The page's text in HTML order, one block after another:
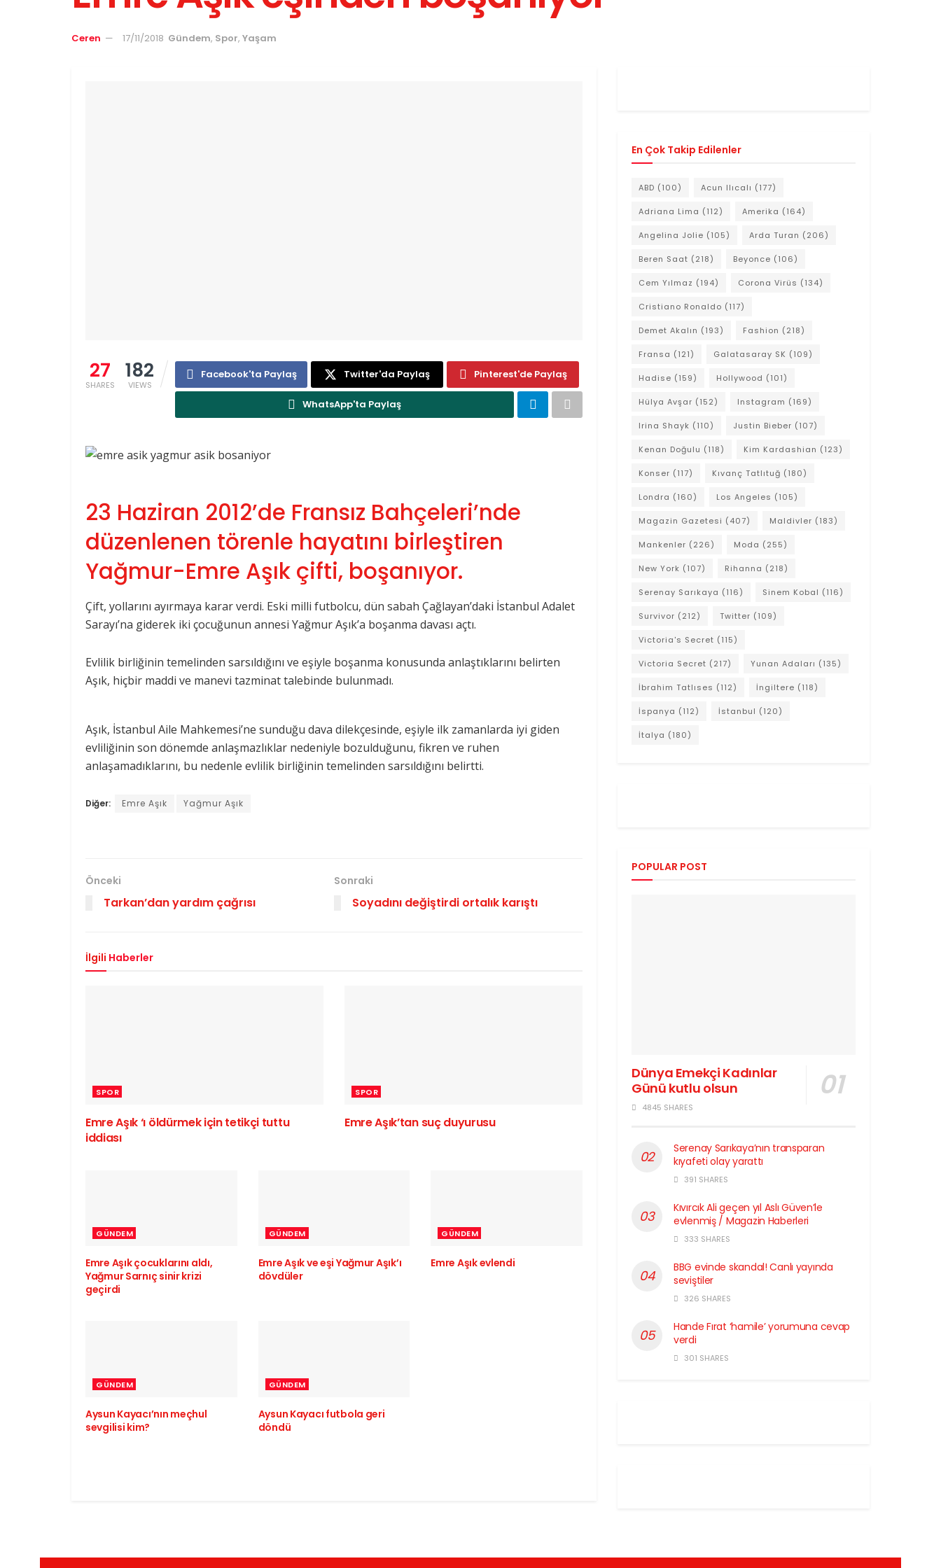
Ceren 17/11/2018 Gündem, Spor, Yaşam
27
SHARES
182
VIEWS
Facebook'ta Paylaş Twitter'da Paylaş Pinterest'de Paylaş
WhatsApp'ta Paylaş
23 Haziran 2012’de Fransız Bahçeleri’nde
düzenlenen törenle hayatını birleştiren
Yağmur-Emre Aşık çifti, boşanıyor.
Çift, yollarını ayırmaya karar verdi. Eski milli futbolcu, dün sabah Çağlayan’daki İstanbul Adalet
Sarayı’na giderek iki çocuğunun annesi Yağmur Aşık’a boşanma davası açtı.
Evlilik birliğinin temelinden sarsıldığını ve eşiyle boşanma konusunda anlaştıklarını belirten
Aşık, hiçbir maddi ve manevi tazminat talebinde bulunmadı.
Aşık, İstanbul Aile Mahkemesi’ne sunduğu dava dilekçesinde, eşiyle ilk zamanlarda iyi giden
evliliğinin son dönemde anlaşmazlıklar nedeniyle bozulduğunu, fikren ve ruhen
anlaşamadıklarını, bu nedenle evlilik birliğinin temelinden sarsıldığını belirtti.
Diğer: Emre Aşık Yağmur Aşık
Önceki
Tarkan’dan yardım çağrısı
Sonraki
Soyadını değiştirdi ortalık karıştı
İlgili Haberler
SPOR
Emre Aşık ‘ı öldürmek için tetikçi tuttu
iddiası
SPOR
Emre Aşık’tan suç duyurusu
GÜNDEM
Emre Aşık çocuklarını aldı,
Yağmur Sarnıç sinir krizi
geçirdi
GÜNDEM
Emre Aşık ve eşi Yağmur Aşık’ı
dövdüler
GÜNDEM
Emre Aşık evlendi
GÜNDEM
Aysun Kayacı’nın meçhul
sevgilisi kim?
GÜNDEM
Aysun Kayacı futbola geri
döndü
En Çok Takip Edilenler
ABD (100) Acun Ilıcalı (177)
Adriana Lima (112) Amerika (164)
Angelina Jolie (105) Arda Turan (206)
Beren Saat (218) Beyonce (106)
Cem Yılmaz (194) Corona Virüs (134)
Cristiano Ronaldo (117)
Demet Akalın (193) Fashion (218)
Fransa (121) Galatasaray SK (109)
Hadise (159) Hollywood (101)
Hülya Avşar (152) Instagram (169)
Irina Shayk (110) Justin Bieber (107)
Kenan Doğulu (118) Kim Kardashian (123)
Konser (117) Kıvanç Tatlıtuğ (180)
Londra (160) Los Angeles (105)
Magazin Gazetesi (407) Maldivler (183)
Mankenler (226) Moda (255)
New York (107) Rihanna (218)
Serenay Sarıkaya (116) Sinem Kobal (116)
Survivor (212) Twitter (109)
Victoria's Secret (115)
Victoria Secret (217) Yunan Adaları (135)
İbrahim Tatlıses (112) İngiltere (118)
İspanya (112) İstanbul (120)
İtalya (180)
POPULAR POST
Dünya Emekçi Kadınlar
Günü kutlu olsun
4845 SHARES
Serenay Sarıkaya’nın transparan
kıyafeti olay yarattı
391 SHARES
Kıvırcık Ali geçen yıl Aslı Güven’le
evlenmiş / Magazin Haberleri
333 SHARES
BBG evinde skandal! Canlı yayında
seviştiler
326 SHARES
Hande Fırat ‘hamile’ yorumuna cevap
verdi
301 SHARES